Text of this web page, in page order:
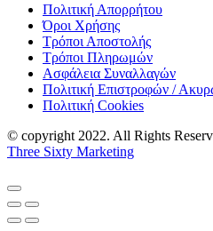
Πολιτική Απορρήτου
Όροι Χρήσης
Τρόποι Αποστολής
Τρόποι Πληρωμών
Ασφάλεια Συναλλαγών
Πολιτική Επιστροφών /
Πολιτική Cookies
© copyright 2022. All Rights
Three Sixty Marketing